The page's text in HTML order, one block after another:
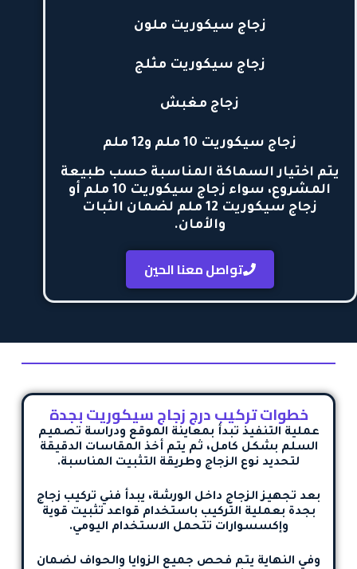
زجاج سيكوريت ملون
زجاج سيكوريت مثلج
زجاج مغبش
زجاج سيكوريت 10 ملم و12 ملم
يتم اختيار السماكة المناسبة حسب طبيعة
المشروع، سواء زجاج سيكوريت 10 ملم
أو
زجاج سيكوريت 12 ملم
لضمان الثبات
والأمان.
تواصل معنا الحين
خطوات تركيب درج زجاج سيكوريت بجدة
عملية التنفيذ تبدأ بمعاينة الموقع ودراسة تصميم
السلم بشكل كامل، ثم يتم أخذ المقاسات الدقيقة
لتحديد نوع الزجاج وطريقة التثبيت المناسبة.
بعد تجهيز الزجاج داخل الورشة، يبدأ فني تركيب زجاج
بجدة بعملية التركيب باستخدام قواعد تثبيت قوية
وإكسسوارات تتحمل الاستخدام اليومي.
وفي النهاية يتم فحص جميع الزوايا والحواف لضمان